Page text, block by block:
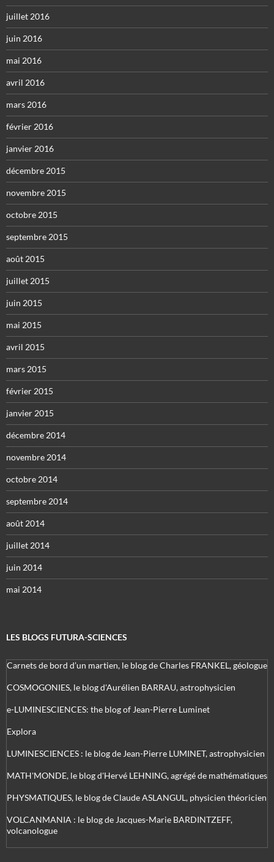
juillet 2016
juin 2016
mai 2016
avril 2016
mars 2016
février 2016
janvier 2016
décembre 2015
novembre 2015
octobre 2015
septembre 2015
août 2015
juillet 2015
juin 2015
mai 2015
avril 2015
mars 2015
février 2015
janvier 2015
décembre 2014
novembre 2014
octobre 2014
septembre 2014
août 2014
juillet 2014
juin 2014
mai 2014
LES BLOGS FUTURA-SCIENCES
Carnets de bord d’un martien, le blog de Charles FRANKEL, géologue
COSMOGONIES, le blog d'Aurélien BARRAU, astrophysicien
e-LUMINESCIENCES: the blog of Jean-Pierre Luminet
Explora
LUMINESCIENCES : le blog de Jean-Pierre LUMINET, astrophysicien
MATH'MONDE, le blog d'Hervé LEHNING, agrégé de mathématiques
PHYSMATIQUES, le blog de Claude ASLANGUL, physicien théoricien
VOLCANMANIA : le blog de Jacques-Marie BARDINTZEFF,
volcanologue